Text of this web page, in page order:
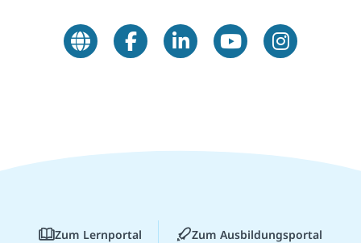
Zum Lernportal Zum Ausbildungsportal